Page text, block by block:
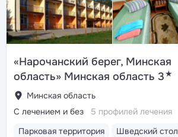
«Нарочанский берег, Минская
область» Минская область 3★
Минская область
Парковая территория
Шведский стол
С лечением и без 5 профилей лечения